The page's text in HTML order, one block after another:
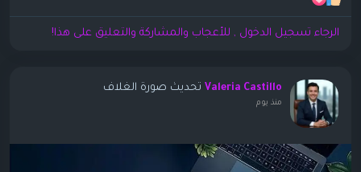
الرجاء تسجيل الدخول , للأعجاب والمشاركة والتعليق على هذا!
Valeria Castillo تحديث صورة الغلاف
منذ يوم